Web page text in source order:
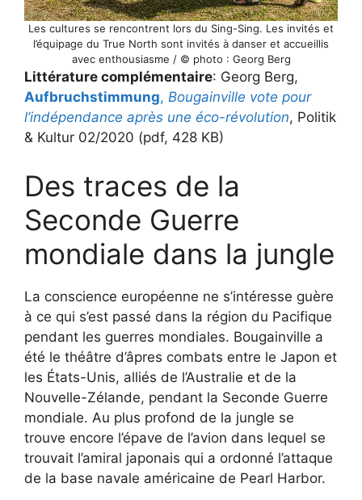
Les cultures se rencontrent lors du Sing-Sing. Les invités et
l’équipage du True North sont invités à danser et accueillis
avec enthousiasme / © photo : Georg Berg
Littérature complémentaire: Georg Berg,
Aufbruchstimmung, Bougainville vote pour
l’indépendance après une éco-révolution, Politik
& Kultur 02/2020 (pdf, 428 KB)
Des traces de la
Seconde Guerre
mondiale dans la jungle
La conscience européenne ne s’intéresse guère
à ce qui s’est passé dans la région du Pacifique
pendant les guerres mondiales. Bougainville a
été le théâtre d’âpres combats entre le Japon et
les États-Unis, alliés de l’Australie et de la
Nouvelle-Zélande, pendant la Seconde Guerre
mondiale. Au plus profond de la jungle se
trouve encore l’épave de l’avion dans lequel se
trouvait l’amiral japonais qui a ordonné l’attaque
de la base navale américaine de Pearl Harbor.